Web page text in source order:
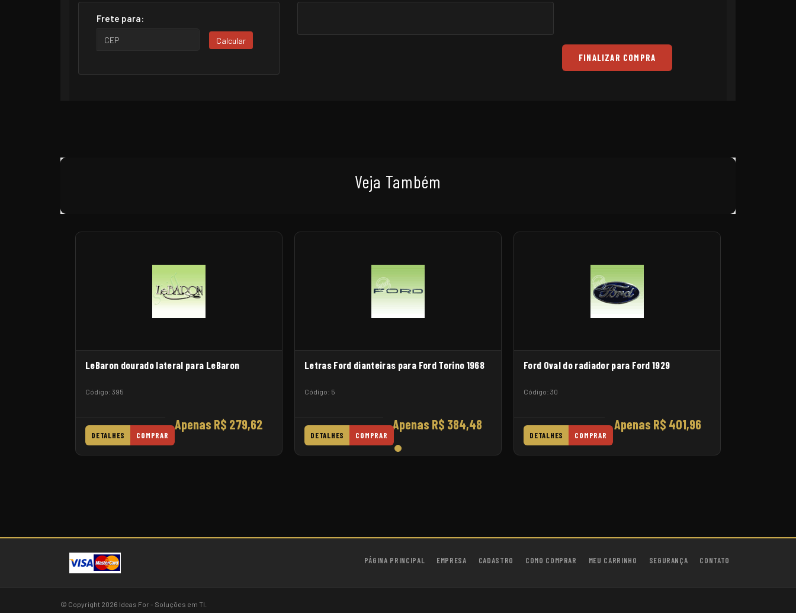
Frete para:
Calcular
FINALIZAR COMPRA
Veja Também
LeBaron dourado lateral para LeBaron
Código: 395
Apenas R$ 279,62
DETALHES COMPRAR
Letras Ford dianteiras para Ford Torino 1968
Código: 5
Apenas R$ 384,48
DETALHES COMPRAR
Ford Oval do radiador para Ford 1929
Código: 30
Apenas R$ 401,96
DETALHES COMPRAR
PÁGINA PRINCIPAL EMPRESA CADASTRO COMO COMPRAR MEU CARRINHO SEGURANÇA CONTATO
© Copyright 2026 Ideas For - Soluções em TI.